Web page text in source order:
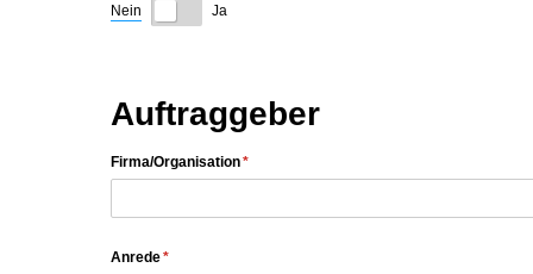
Nein
Ja
Auftraggeber
Firma/​Organisation*
(erforderlich)
Anrede*
(erforderlich)